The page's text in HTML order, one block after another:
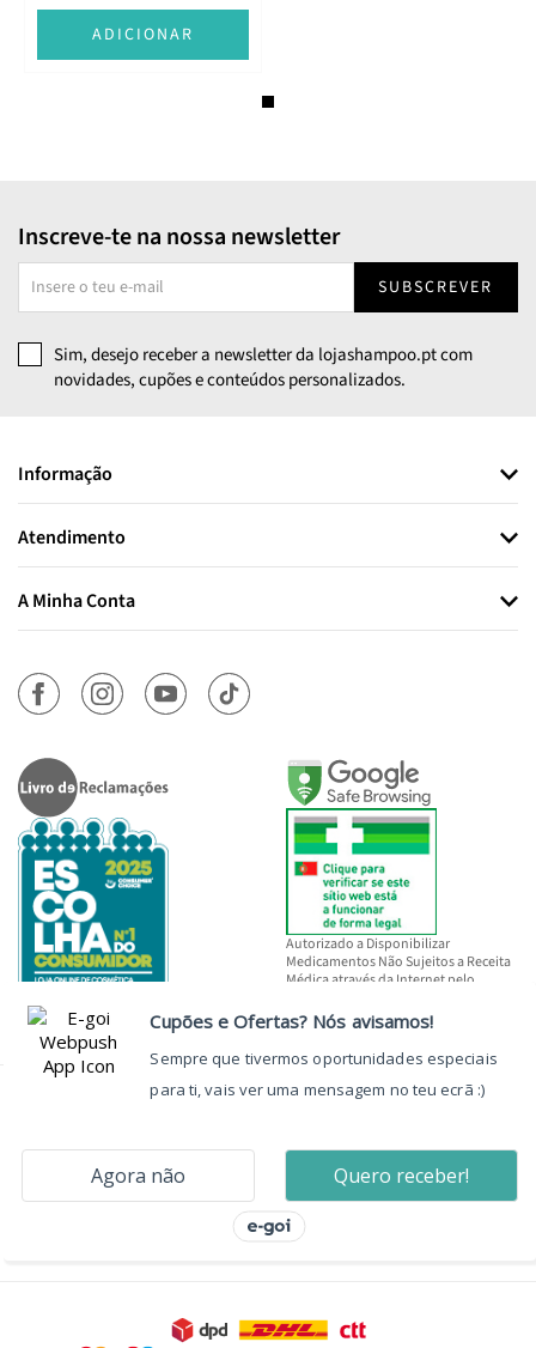
ADICIONAR
Inscreve-te na nossa newsletter
SUBSCREVER
Sim, desejo receber a newsletter da lojashampoo.pt com
novidades, cupões e conteúdos personalizados.
Informação
Atendimento
A Minha Conta
Autorizado a Disponibilizar
Medicamentos Não Sujeitos a Receita
Médica através da Internet pelo